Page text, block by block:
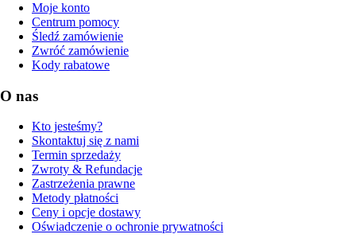
Moje konto
Centrum pomocy
Śledź zamówienie
Zwróć zamówienie
Kody rabatowe
O nas
Kto jesteśmy?
Skontaktuj się z nami
Termin sprzedaży
Zwroty & Refundacje
Zastrzeżenia prawne
Metody płatności
Ceny i opcje dostawy
Oświadczenie o ochronie prywatności